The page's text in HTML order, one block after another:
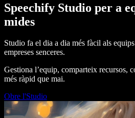
Speechify Studio per a
mides
Studio fa el dia a dia més fàcil als
empreses senceres.
Gestiona l’equip, comparteix recursos,
més ràpid que mai.
Obre l'Studio